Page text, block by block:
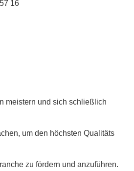
meistern und sich schließlich
um den höchsten Qualitäts
zu fördern und anzuführen.